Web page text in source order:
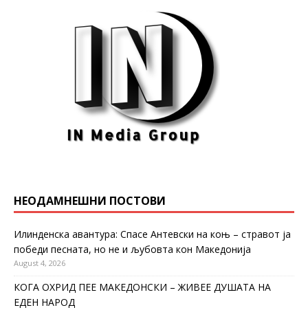
НЕОДАМНЕШНИ ПОСТОВИ
Илинденска авантура: Спасе Антевски на коњ – стравот ја
победи песната, но не и љубовта кон Македонија
August 4, 2026
КОГА ОХРИД ПЕЕ МАКЕДОНСКИ – ЖИВЕЕ ДУШАТА НА
ЕДЕН НАРОД